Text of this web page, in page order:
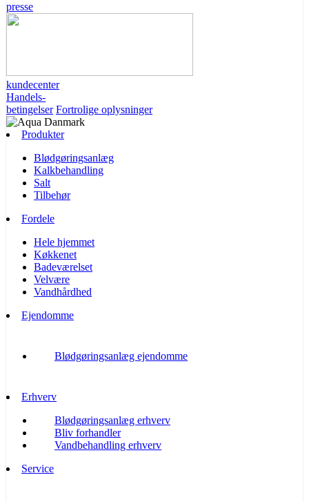
presse
kundecenter
Handels-
betingelser Fortrolige oplysninger
Produkter
Blødgøringsanlæg
Kalkbehandling
Salt
Tilbehør
Fordele
Hele hjemmet
Køkkenet
Badeværelset
Velvære
Vandhårdhed
Ejendomme
Blødgøringsanlæg ejendomme
Erhverv
Blødgøringsanlæg erhverv
Bliv forhandler
Vandbehandling erhverv
Service